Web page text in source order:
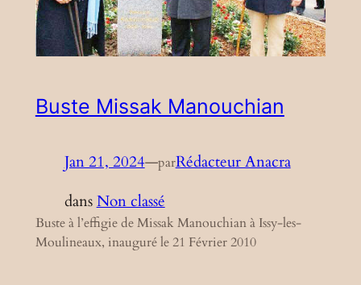
Buste Missak Manouchian
Jan 21, 2024—parRédacteur Anacra
dansNon classé
Buste à l’effigie de Missak Manouchian à Issy-les-
Moulineaux, inauguré le 21 Février 2010